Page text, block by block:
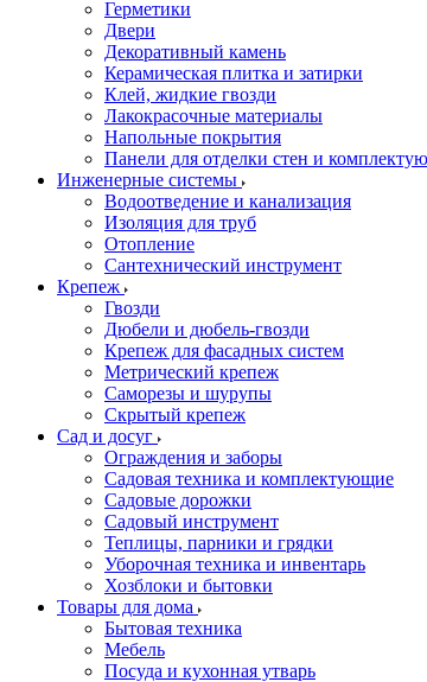
Герметики
Двери
Декоративный камень
Керамическая плитка и затирки
Клей, жидкие гвозди
Лакокрасочные материалы
Напольные покрытия
Панели для отделки стен и
Инженерные системы
Водоотведение и канализация
Изоляция для труб
Отопление
Сантехнический инструмент
Крепеж
Гвозди
Дюбели и дюбель-гвозди
Крепеж для фасадных систем
Метрический крепеж
Саморезы и шурупы
Скрытый крепеж
Сад и досуг
Ограждения и заборы
Садовая техника и комплектующие
Садовые дорожки
Садовый инструмент
Теплицы, парники и грядки
Уборочная техника и инвентарь
Хозблоки и бытовки
Товары для дома
Бытовая техника
Мебель
Посуда и кухонная утварь